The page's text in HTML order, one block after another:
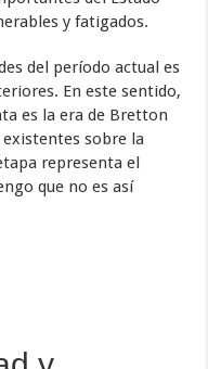
y fatigados.
del período actual es
En este sentido,
es la era de Bretton
sobre la
representa el
que no es así